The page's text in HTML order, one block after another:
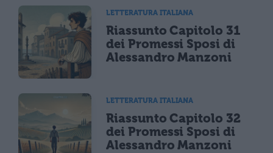
LETTERATURA ITALIANA
Riassunto Capitolo 31
dei Promessi Sposi di
Alessandro Manzoni
LETTERATURA ITALIANA
Riassunto Capitolo 32
dei Promessi Sposi di
Alessandro Manzoni